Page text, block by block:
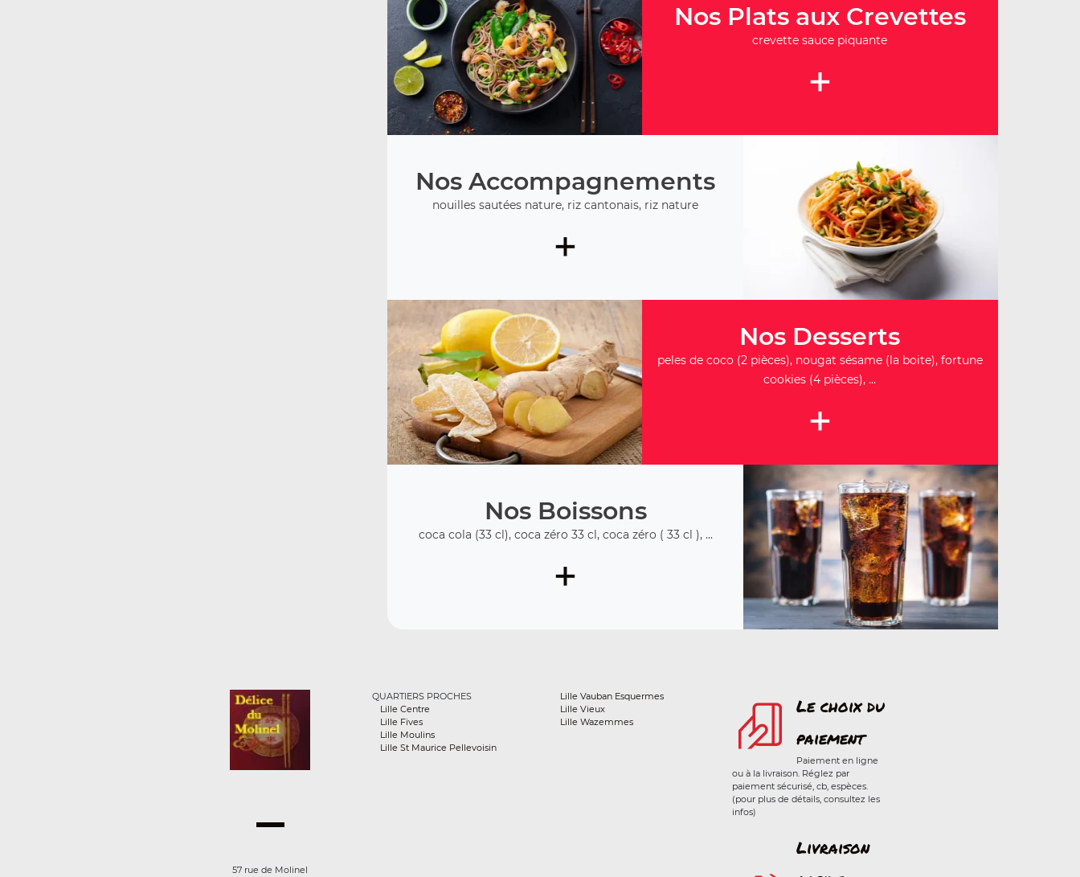
Nos Plats aux Crevettes
crevette sauce piquante
+
Nos Accompagnements
nouilles sautées nature, riz cantonais, riz nature
+
Nos Desserts
peles de coco (2 pièces), nougat sésame (la boite), fortune
cookies (4 pièces), ...
+
Nos Boissons
coca cola (33 cl), coca zéro 33 cl, coca zéro ( 33 cl ), ...
+
57 rue de Molinel
QUARTIERS PROCHES
Lille Centre
Lille Fives
Lille Moulins
Lille St Maurice Pellevoisin
Lille Vauban Esquermes
Lille Vieux
Lille Wazemmes
Le choix du
paiement
Paiement en ligne
ou à la livraison. Réglez par
paiement sécurisé, cb, espèces.
(pour plus de détails, consultez les
infos)
Livraison